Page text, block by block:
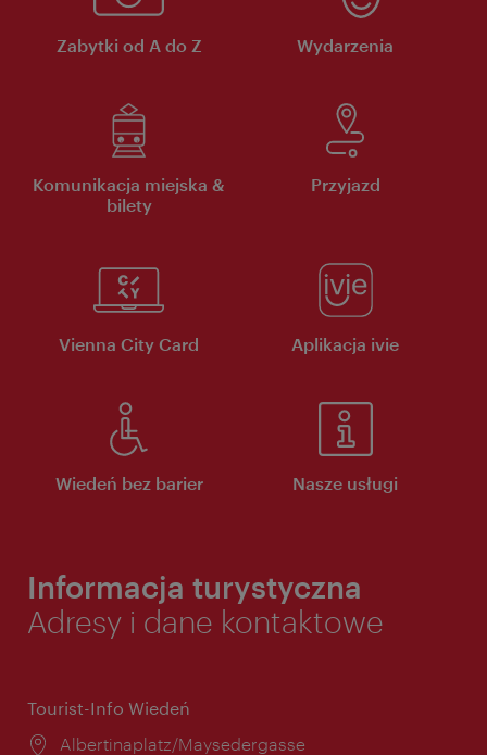
Zabytki od A do Z Wydarzenia
Komunikacja miejska &
bilety
Przyjazd
Vienna City Card Aplikacja ivie
Wiedeń bez barier Nasze usługi
Informacja turystyczna
Adresy i dane kontaktowe
Tourist-Info Wiedeń
Miejsce:
Albertinaplatz/Maysedergasse